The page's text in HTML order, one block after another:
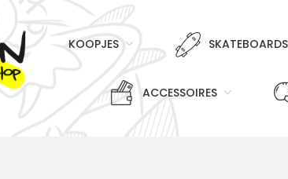
KOOPJES SKATEBOARDS
ACCESSOIRES